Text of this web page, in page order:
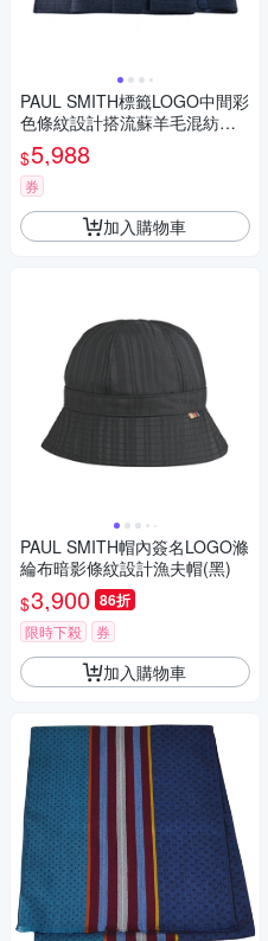
PAUL SMITH標籤LOGO中間彩
色條紋設計搭流蘇羊毛混紡圍
巾(海軍藍x彩色條紋)
$5,988
券
加入購物車
PAUL SMITH帽內簽名LOGO滌
綸布暗影條紋設計漁夫帽(黑)
$3,900 86折
限時下殺 券
加入購物車